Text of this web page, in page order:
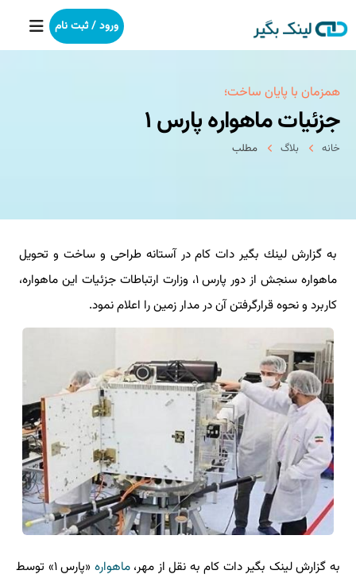
خانه
بکلینک
خدمات ما
درباره ما
آموزش
ورود / ثبت نام
همزمان با پایان ساخت؛
جزئیات ماهواره پارس ۱
خانه بلاگ مطلب
به گزارش لینك بگیر دات كام در آستانه طراحی و ساخت و تحویل
ماهواره سنجش از دور پارس ۱، وزارت ارتباطات جزئیات این ماهواره،
كاربرد و نحوه قرارگرفتن آن در مدار زمین را اعلام نمود.
به گزارش لینک بگیر دات کام به نقل از مهر،ماهواره
«پارس ۱» توسط